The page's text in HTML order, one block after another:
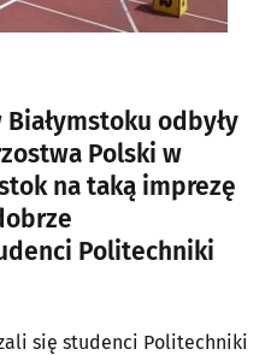
odbyły
Polski w
na taką imprezę
Politechniki
się studenci Politechniki